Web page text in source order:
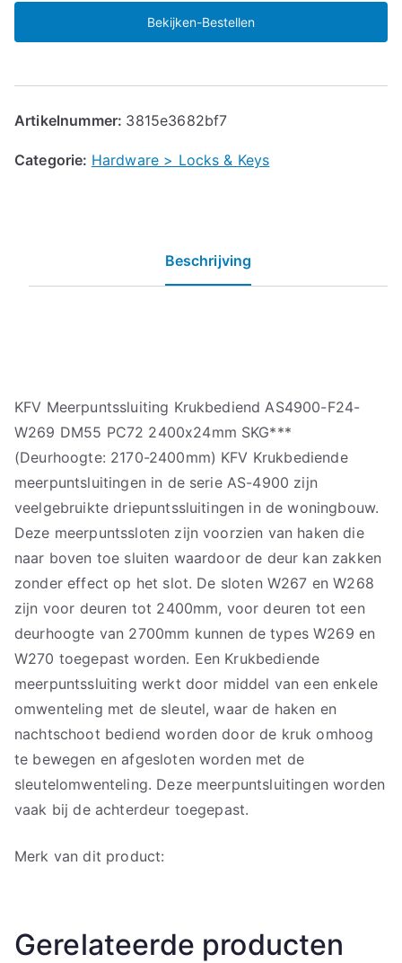
Bekijken-Bestellen
Artikelnummer: 3815e3682bf7
Categorie: Hardware > Locks & Keys
Beschrijving
KFV Meerpuntssluiting Krukbediend AS4900-F24-
W269 DM55 PC72 2400x24mm SKG***
(Deurhoogte: 2170-2400mm) KFV Krukbediende
meerpuntsluitingen in de serie AS-4900 zijn
veelgebruikte driepuntssluitingen in de woningbouw.
Deze meerpuntssloten zijn voorzien van haken die
naar boven toe sluiten waardoor de deur kan zakken
zonder effect op het slot. De sloten W267 en W268
zijn voor deuren tot 2400mm, voor deuren tot een
deurhoogte van 2700mm kunnen de types W269 en
W270 toegepast worden. Een Krukbediende
meerpuntssluiting werkt door middel van een enkele
omwenteling met de sleutel, waar de haken en
nachtschoot bediend worden door de kruk omhoog
te bewegen en afgesloten worden met de
sleutelomwenteling. Deze meerpuntsluitingen worden
vaak bij de achterdeur toegepast.
Merk van dit product:
Gerelateerde producten